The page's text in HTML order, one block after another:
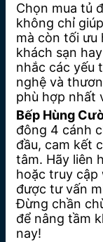
Chọn mua tủ
không chỉ
mà còn tối ưu
khách sạn
nhắc các yếu
nghệ và
phù hợp nhất
Bếp Hùng
đông 4 cánh
đầu, cam kết
tâm. Hãy liên
hoặc truy cập
được tư vấn
Đừng chần
để nâng tầm
nay!